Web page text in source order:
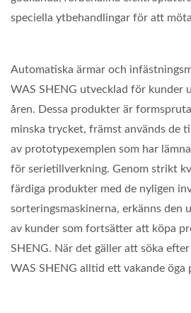
speciella ytbehandlingar för att
Automatiska ärmar och
WAS SHENG utvecklad för kunder
åren. Dessa produkter är
minska trycket, främst används de
av prototypexemplen som har
för serietillverkning. Genom strikt
färdiga produkter med de nyligen
sorteringsmaskinerna, erkänns den
av kunder som fortsätter att köpa
SHENG. När det gäller att söka
WAS SHENG alltid ett vakande öga